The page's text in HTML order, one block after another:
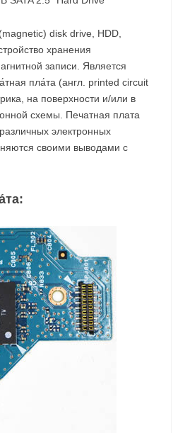
disk drive, HDD,
хранения
записи. Является
пла́та (англ. printed circuit
на поверхности и/или в
схемы. Печатная плата
электронных
своими выводами с